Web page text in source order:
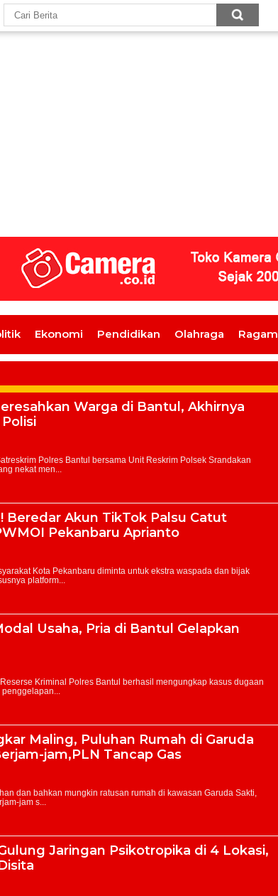
Ekonomi Pendidikan Olahraga Ragam
Warga di Bantul, Akhirnya
Beredar Akun TikTok Palsu Catut
Pekanbaru Aprianto
Usaha, Pria di Bantul Gelapkan
Maling, Puluhan Rumah di Garuda
jam,PLN Tancap Gas
Jaringan Psikotropika di 4 Lokasi,